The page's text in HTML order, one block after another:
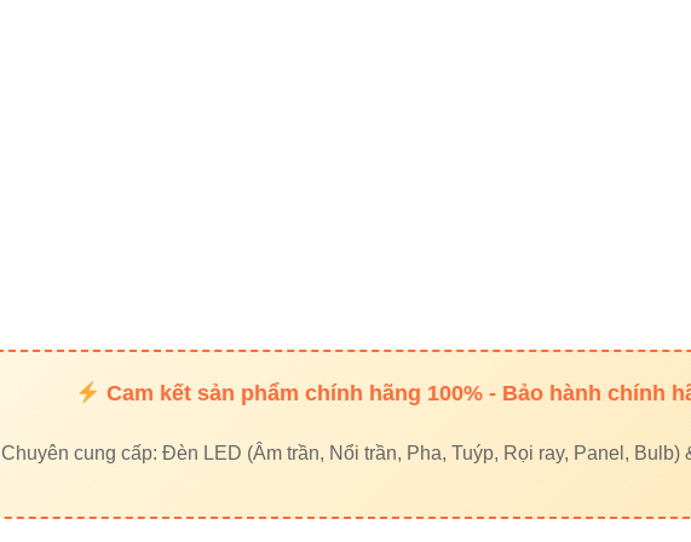
37C Street No. 1, Long Truong Ward, Thủ Đức City, TP.HCM
Phone/Zalo:
0933320468 – 0948946109 – 0938461348
Website:Đèn led Vinaled
Cam kết sản phẩm chính hãng 100% - Bảo hành chính
Chuyên cung cấp: Đèn LED (Âm trần, Nổi trần, Pha, Tuýp, Rọi ray, Panel, Bulb)